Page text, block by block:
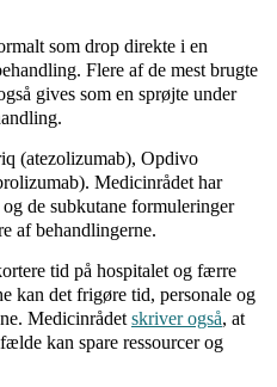
som drop direkte i en
Flere af de mest brugte
gives som en sprøjte under
(atezolizumab), Opdivo
Medicinrådet har
de subkutane formuleringer
af behandlingerne.
tid på hospitalet og færre
kan det frigøre tid, personale og
Medicinrådet skriver også, at
kan spare ressourcer og